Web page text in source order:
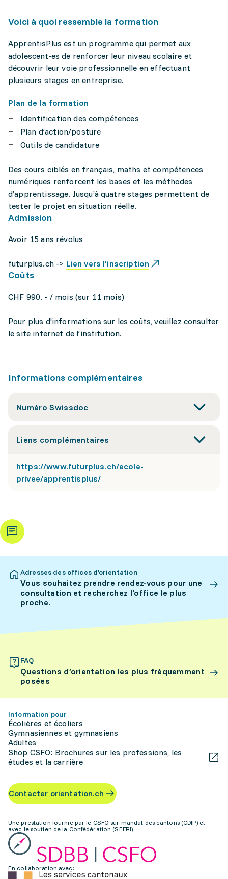
Voici à quoi ressemble la formation
ApprentisPlus est un programme qui permet aux
adolescent-es de renforcer leur niveau scolaire et
découvrir leur voie professionnelle en effectuant
plusieurs stages en entreprise.
Plan de la formation
Identification des compétences
Plan d’action/posture
Outils de candidature
Des cours ciblés en français, maths et compétences
numériques renforcent les bases et les méthodes
d’apprentissage. Jusqu’à quatre stages permettent de
tester le projet en situation réelle.
Admission
Avoir 15 ans révolus
futurplus.ch -> Lien vers l'inscription
Coûts
CHF 990. - / mois (sur 11 mois)
Pour plus d'informations sur les coûts, veuillez consulter
le site internet de l’institution.
Informations complémentaires
Numéro Swissdoc
Liens complémentaires
https://www.futurplus.ch/ecole-
privee/apprentisplus/
Adresses des offices d’orientation
Vous souhaitez prendre rendez-vous pour une
consultation et recherchez l’office le plus
proche.
FAQ
Questions d’orientation les plus fréquemment
posées
Information pour
Écolières et écoliers
Gymnasiennes et gymnasiens
Adultes
Shop CSFO: Brochures sur les professions, les
études et la carrière
Contacter orientation.ch
Une prestation fournie par le CSFO sur mandat des cantons (CDIP) et
avec le soutien de la Confédération (SEFRI)
En collaboration avec: